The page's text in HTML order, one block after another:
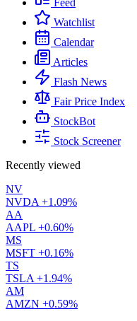
Feed
Watchlist
Calendar
Articles
Flash News
Fair Price Index
StockBot
Stock Screener
Recently viewed
NV
NVDA +1.09%
AA
AAPL +0.60%
MS
MSFT +0.16%
TS
TSLA +1.94%
AM
AMZN +0.59%